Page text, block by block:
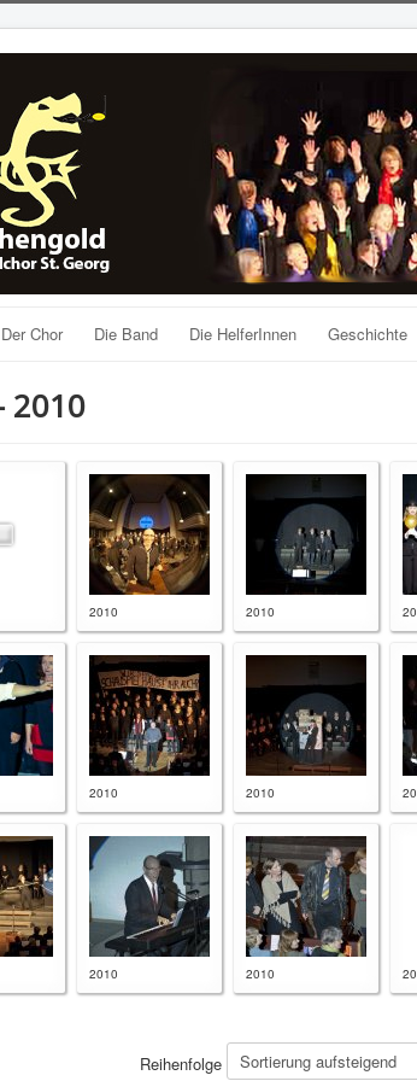
Der Chor Die Band Die HelferInnen Geschichte
2010
2010 2010
2010 2010
2010 2010
Reihenfolge